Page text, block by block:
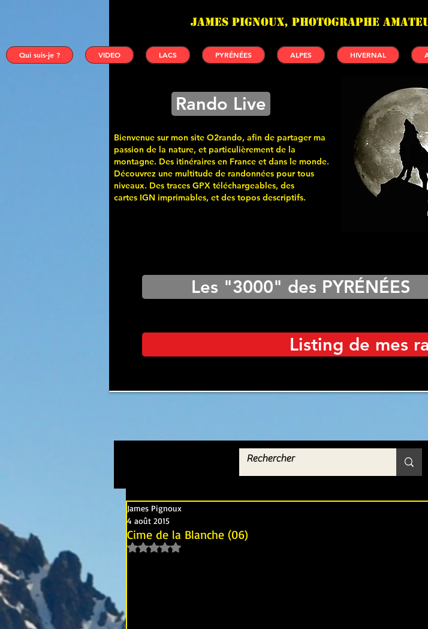
James PIGNOUX, photographe
Qui suis-je ? VIDEO LACS PYRÉNÉES ALPES HIVERNAL
Rando Live
Bienvenue sur mon site O2rando, afin de partager ma
passion de la nature, et particulièrement de la
montagne. Des itinéraires en France et dans le monde.
Découvrez une multitude de randonnées pour tous
niveaux. Des traces GPX téléchargeables, des
cartes IGN imprimables, et des topos descriptifs.
Les "3000" des PYRÉNÉES
Listing de mes
Cime de la Blanche (06)
James Pignoux
4 août 2015
Noté NaN étoiles sur 5.